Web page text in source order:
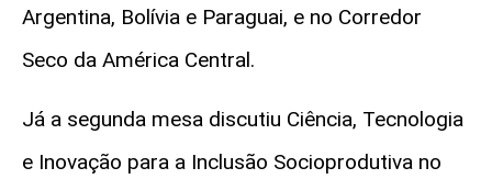
Argentina, Bolívia e Paraguai, e no Corredor
Seco da América Central.
Já a segunda mesa discutiu Ciência, Tecnologia
e Inovação para a Inclusão Socioprodutiva no